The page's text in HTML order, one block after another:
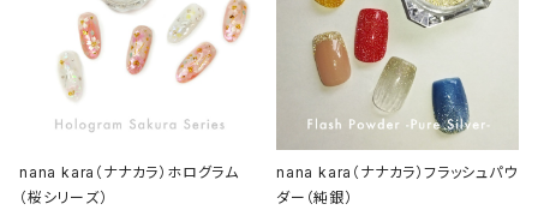
nana kara（ナナカラ）ホログラム
（桜シリーズ）
nana kara（ナナカラ）フラッシュパウ
ダー（純銀）